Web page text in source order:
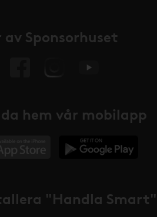
av Sponsorhuset
hem vår mobilapp
"Handla Smart"